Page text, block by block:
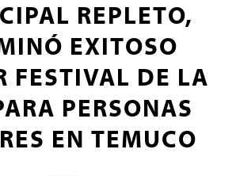
REPLETO,
EXITOSO
FESTIVAL DE LA
PERSONAS
EN TEMUCO